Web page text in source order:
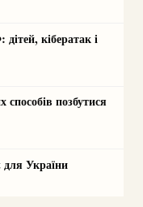
кібератак і
позбутися
України